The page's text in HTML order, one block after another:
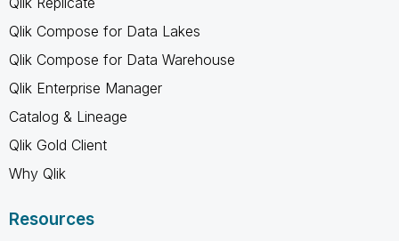
Qlik Compose for Data Lakes
Qlik Compose for Data Warehouse
Qlik Enterprise Manager
Catalog & Lineage
Qlik Gold Client
Why Qlik
Resources